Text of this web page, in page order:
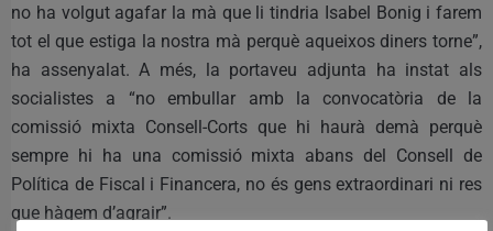
no ha volgut agafar la mà que li tindria Isabel Bonig i farem
tot el que estiga la nostra mà perquè aqueixos diners torne”,
ha assenyalat. A més, la portaveu adjunta ha instat als
socialistes a “no embullar amb la convocatòria de la
comissió mixta Consell-Corts que hi haurà demà perquè
sempre hi ha una comissió mixta abans del Consell de
Política de Fiscal i Financera, no és gens extraordinari ni res
que hàgem d’agrair”.